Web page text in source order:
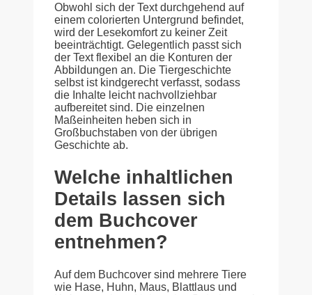
Obwohl sich der Text durchgehend auf
einem colorierten Untergrund befindet,
wird der Lesekomfort zu keiner Zeit
beeinträchtigt. Gelegentlich passt sich
der Text flexibel an die Konturen der
Abbildungen an. Die Tiergeschichte
selbst ist kindgerecht verfasst, sodass
die Inhalte leicht nachvollziehbar
aufbereitet sind. Die einzelnen
Maßeinheiten heben sich in
Großbuchstaben von der übrigen
Geschichte ab.
Welche inhaltlichen
Details lassen sich
dem Buchcover
entnehmen?
Auf dem Buchcover sind mehrere Tiere
wie Hase, Huhn, Maus, Blattlaus und